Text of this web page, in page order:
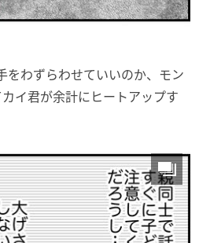
をわずらわせていいのか、モン
イ君が余計にヒートアップす